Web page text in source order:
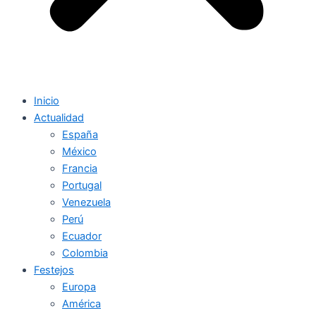
Inicio
Actualidad
España
México
Francia
Portugal
Venezuela
Perú
Ecuador
Colombia
Festejos
Europa
América